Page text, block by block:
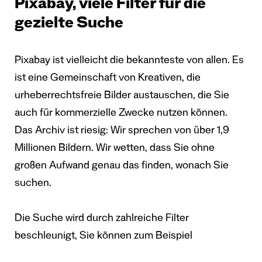
Pixabay, viele Filter für die
gezielte Suche
Pixabay ist vielleicht die bekannteste von allen. Es
ist eine Gemeinschaft von Kreativen, die
urheberrechtsfreie Bilder austauschen, die Sie
auch für kommerzielle Zwecke nutzen können.
Das Archiv ist riesig: Wir sprechen von über 1,9
Millionen Bildern. Wir wetten, dass Sie ohne
großen Aufwand genau das finden, wonach Sie
suchen.
Die Suche wird durch zahlreiche Filter
beschleunigt, Sie können zum Beispiel